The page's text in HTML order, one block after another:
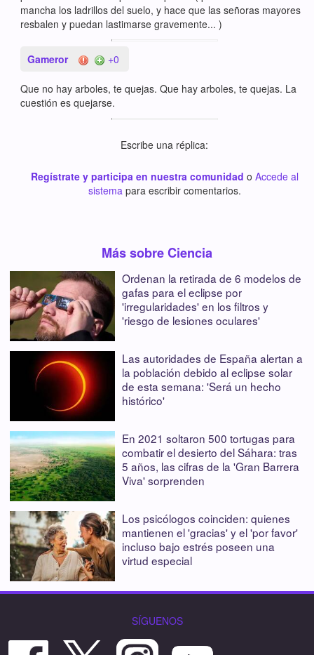
mancha los ladrillos del suelo, y hace que las señoras mayores
resbalen y puedan lastimarse gravemente... )
Gameror +0
Que no hay arboles, te quejas. Que hay arboles, te quejas. La
cuestión es quejarse.
Escribe una réplica:
Regístrate y participa en nuestra comunidad o Accede al
sistema para escribir comentarios.
Más sobre Ciencia
Ordenan la retirada de 6 modelos de
gafas para el eclipse por
'irregularidades' en los filtros y
'riesgo de lesiones oculares'
Las autoridades de España alertan a
la población debido al eclipse solar
de esta semana: 'Será un hecho
histórico'
En 2021 soltaron 500 tortugas para
combatir el desierto del Sáhara: tras
5 años, las cifras de la 'Gran Barrera
Viva' sorprenden
Los psicólogos coinciden: quienes
mantienen el 'gracias' y el 'por favor'
incluso bajo estrés poseen una
virtud especial
SÍGUENOS